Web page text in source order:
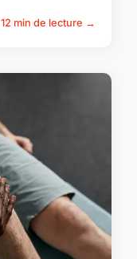
12 min de lecture →